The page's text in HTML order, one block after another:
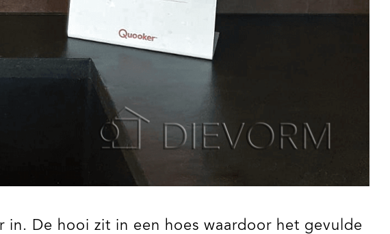
De hooi zit in een hoes waardoor het gevulde